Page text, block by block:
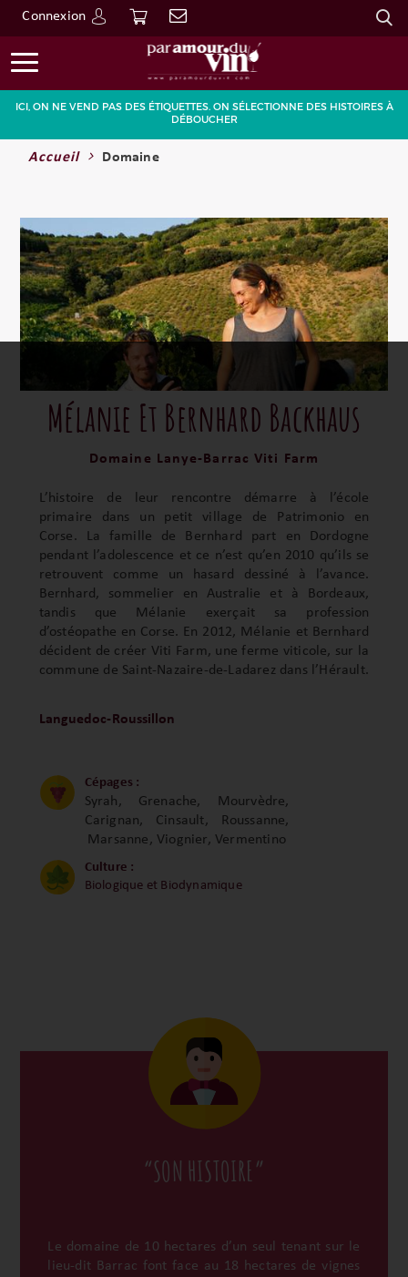
Connexion
Go
ICI, ON NE VEND PAS DES ÉTIQUETTES. ON SÉLECTIONNE DES HISTOIRES À
DÉBOUCHER
Accueil Domaine
Mélanie Et Bernhard Backhaus
Domaine Lanye-Barrac Viti Farm
L’histoire de leur rencontre démarre à l’école
primaire dans un petit village de Patrimonio en
Corse. La famille de Bernhard part en Dordogne
pendant l’adolescence et ce n’est qu’en 2010 qu’ils se
retrouvent comme un hasard dessiné à l’avance.
Bernhard, sommelier en Australie et à Bordeaux,
tandis que Mélanie exerçait sa profession
d’ostéopathe en Corse. En 2012, Mélanie et Bernhard
décident de créer Viti Farm, une ferme viticole, sur la
commune de Saint-Nazaire-de-Ladarez dans l’Hérault.
Languedoc-Roussillon
Cépages :
Syrah, Grenache, Mourvèdre,
Carignan, Cinsault, Roussanne,
Marsanne, Viognier, Vermentino
Culture :
Biologique et Biodynamique
“SON HISTOIRE”
Le domaine de 10 hectares d’un seul tenant sur le
lieu-dit Barrac font face au 18 hectares de vignes